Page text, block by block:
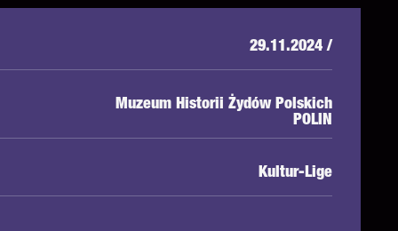
29.11.2024 /
Muzeum Historii Żydów Polskich
POLIN
Kultur-Lige